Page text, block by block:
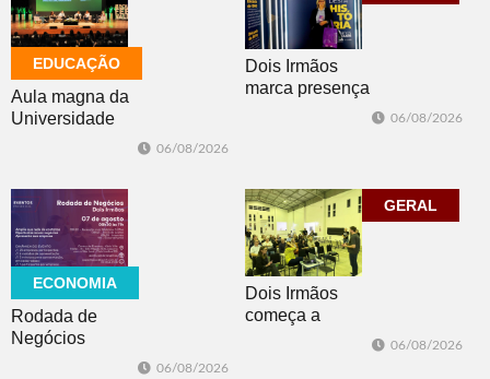
EDUCAÇÃO
Aula magna da
Universidade
acadêmica em
debate sobre o
feminicídio
06/08/2026
Dois Irmãos
marca presença
06/08/2026
ECONOMIA
Rodada de
Negócios
06/08/2026
GERAL
Dois Irmãos
começa a
06/08/2026